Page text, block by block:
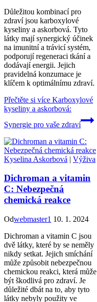
Důležitou kombinací pro
zdraví jsou karboxylové
kyseliny a askorbová. Tyto
látky mají synergický účinek
na imunitní a trávicí systém,
podporují regeneraci tkání a
dodávají energii. Jejich
pravidelná konzumace je
klíčem k optimálnímu zdraví.
Přečtěte si více Karboxylové
kyseliny a askorbová:
Synergie pro vaše zdraví
Kyselina Askorbová | Výživa
Dichroman a vitamin
C: Nebezpečná
chemická reakce
Odwebmaster1 10. 1. 2024
Dichroman a vitamin C jsou
dvě látky, které by se neměly
nikdy setkat. Jejich smíchání
může způsobit nebezpečnou
chemickou reakci, která může
být škodlivá pro zdraví. Je
důležité dbát na to, aby tyto
látky nebyly použity ve